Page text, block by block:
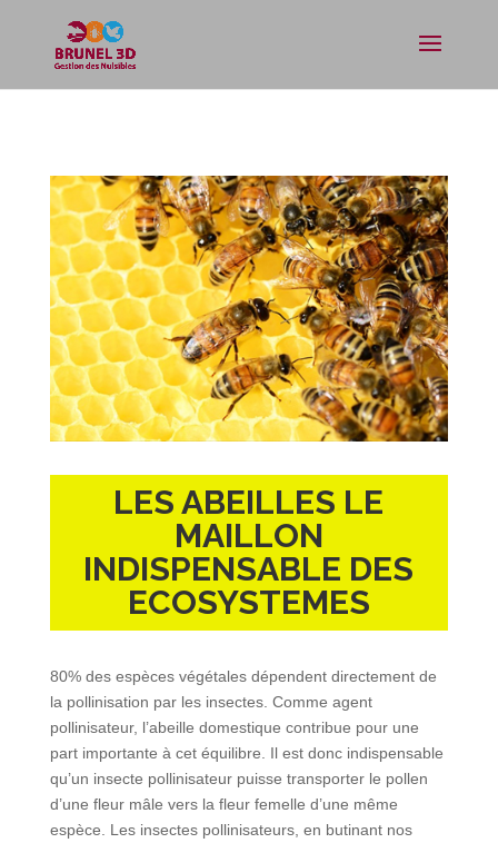
LES ABEILLES LE
MAILLON
INDISPENSABLE DES
ECOSYSTEMES
80% des espèces végétales dépendent directement de
la pollinisation par les insectes. Comme agent
pollinisateur, l’abeille domestique contribue pour une
part importante à cet équilibre. Il est donc indispensable
qu’un insecte pollinisateur puisse transporter le pollen
d’une fleur mâle vers la fleur femelle d’une même
espèce. Les insectes pollinisateurs, en butinant nos